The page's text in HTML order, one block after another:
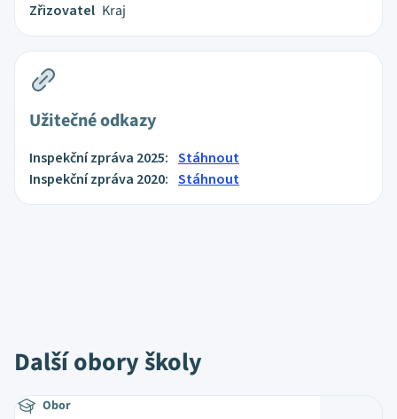
Zřizovatel Kraj
Užitečné odkazy
Inspekční zpráva 2025: Stáhnout
Inspekční zpráva 2020: Stáhnout
Další obory školy
Obor